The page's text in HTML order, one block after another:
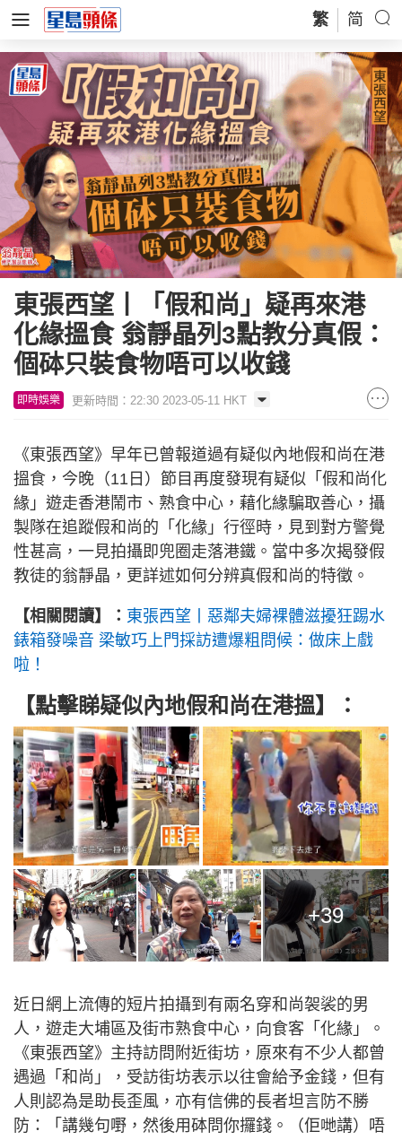
繁 简
東張西望丨「假和尚」疑再來港
化緣搵食 翁靜晶列3點教分真假：
個砵只裝食物唔可以收錢
即時娛樂 更新時間：22:30 2023-05-11 HKT
《東張西望》早年已曾報道過有疑似內地假和尚在港
搵食，今晚（11日）節目再度發現有疑似「假和尚化
緣」遊走香港鬧市、熟食中心，藉化緣騙取善心，攝
製隊在追蹤假和尚的「化緣」行徑時，見到對方警覺
性甚高，一見拍攝即兜圈走落港鐵。當中多次揭發假
教徒的翁靜晶，更詳述如何分辨真假和尚的特徵。
【相關閱讀】： 東張西望丨惡鄰夫婦裸體滋擾狂踢水
錶箱發噪音 梁敏巧上門採訪遭爆粗問候：做床上戲
啦！
【點擊睇疑似內地假和尚在港搵】：
+39
近日網上流傳的短片拍攝到有兩名穿和尚袈裟的男
人，遊走大埔區及街市熟食中心，向食客「化緣」。
《東張西望》主持訪問附近街坊，原來有不少人都曾
遇過「和尚」，受訪街坊表示以往會給予金錢，但有
人則認為是助長歪風，亦有信佛的長者坦言防不勝
防：「講幾句嘢，然後用砵問你攞錢。（佢哋講）唔